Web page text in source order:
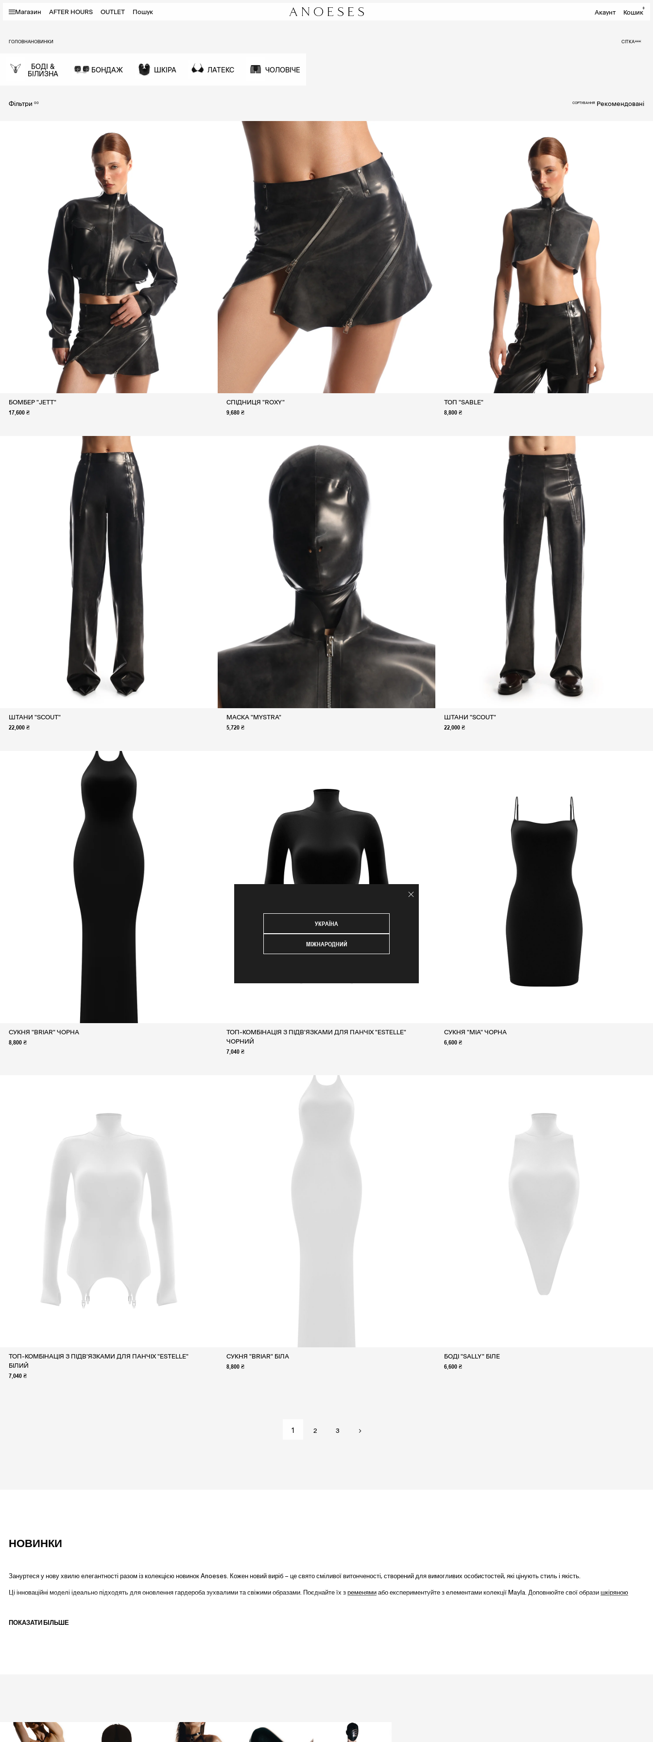
Магазин AFTER HOURS OUTLET Пошук Акаунт Кошик0
ГОЛОВНАНОВИНКИ СІТКА
БОДІ &
БІЛИЗНА БОНДАЖ ШКІРА ЛАТЕКС ЧОЛОВІЧЕ
Фільтри 00 СОРТУВАННЯ Рекомендовані
БОМБЕР "JETT"
17,600 ₴
СПІДНИЦЯ "ROXY"
9,680 ₴
ТОП "SABLE"
8,800 ₴
ШТАНИ "SCOUT"
22,000 ₴
МАСКА "MYSTRA"
5,720 ₴
ШТАНИ "SCOUT"
22,000 ₴
СУКНЯ "BRIAR" ЧОРНА
8,800 ₴
ТОП-КОМБІНАЦІЯ З ПІДВ'ЯЗКАМИ ДЛЯ ПАНЧІХ "ESTELLE"
ЧОРНИЙ
7,040 ₴
СУКНЯ "MIA" ЧОРНА
6,600 ₴
ТОП-КОМБІНАЦІЯ З ПІДВ'ЯЗКАМИ ДЛЯ ПАНЧІХ "ESTELLE"
БІЛИЙ
7,040 ₴
СУКНЯ "BRIAR" БІЛА
8,800 ₴
БОДІ "SALLY" БІЛЕ
6,600 ₴
1 2 3
НОВИНКИ
Зануртеся у нову хвилю елегантності разом із колекцією новинок Anoeses. Кожен новий виріб – це свято сміливої витонченості, створений для вимогливих особистостей, які цінують стиль і якість.
Ці інноваційні моделі ідеально підходять для оновлення гардероба зухвалими та свіжими образами. Поєднайте їх з ременями або експериментуйте з елементами колекції Mayla. Доповнюйте свої образи шкіряною
ПОКАЗАТИ БІЛЬШЕ
УКРАЇНА
МІЖНАРОДНИЙ